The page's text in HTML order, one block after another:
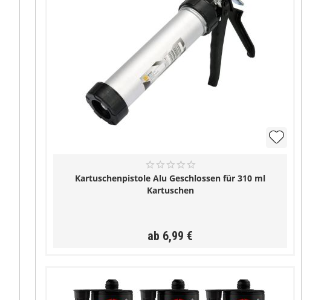
Kartuschenpistole Alu Geschlossen für 310 ml
Kartuschen
ab 6,99 €